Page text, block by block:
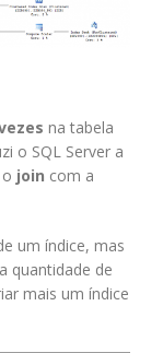
na tabela
o SQL Server a
join com a
um índice, mas
quantidade de
mais um índice